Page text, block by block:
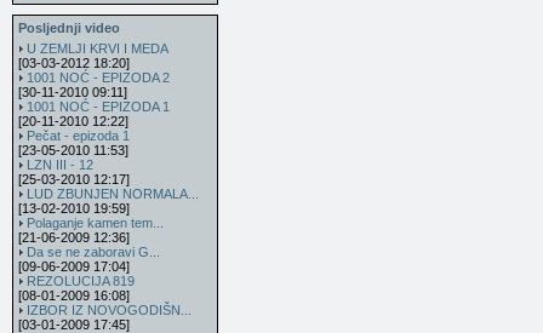
Posljednji video
U ZEMLJI KRVI I MEDA
[03-03-2012 18:20]
1001 NOĆ - EPIZODA 2
[30-11-2010 09:11]
1001 NOĆ - EPIZODA 1
[20-11-2010 12:22]
Pečat - epizoda 1
[23-05-2010 11:53]
LZN III - 12
[25-03-2010 12:17]
LUD ZBUNJEN NORMALA...
[13-02-2010 19:59]
Polaganje kamen tem...
[21-06-2009 12:36]
Da se ne zaboravi G...
[09-06-2009 17:04]
REZOLUCIJA 819
[08-01-2009 16:08]
IZBOR IZ NOVOGODIŠN...
[03-01-2009 17:45]